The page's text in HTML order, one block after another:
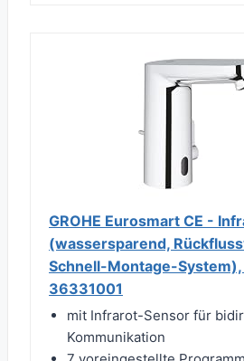
GROHE Eurosmart CE -
(wassersparend,
Schnell-Montage-
36331001
mit Infrarot-Sensor für
Kommunikation